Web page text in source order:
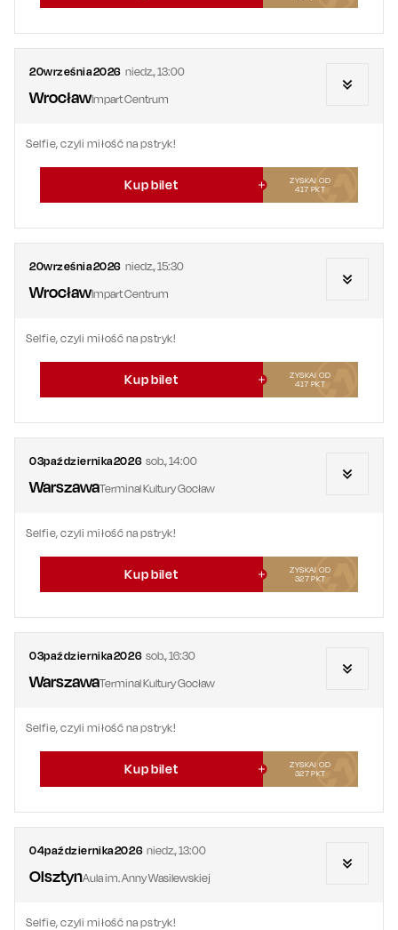
20września2026 niedz.,13:00
WrocławImpart Centrum
Selfie, czyli miłość na pstryk!
Kup bilet
ZYSKAJ OD
417 PKT
20września2026 niedz.,15:30
WrocławImpart Centrum
Selfie, czyli miłość na pstryk!
Kup bilet
ZYSKAJ OD
417 PKT
03października2026 sob.,14:00
WarszawaTerminal Kultury Gocław
Selfie, czyli miłość na pstryk!
Kup bilet
ZYSKAJ OD
327PKT
03października2026 sob.,16:30
WarszawaTerminal Kultury Gocław
Selfie, czyli miłość na pstryk!
Kup bilet
ZYSKAJ OD
327PKT
04października2026 niedz.,13:00
OlsztynAula im. Anny Wasilewskiej
Selfie, czyli miłość na pstryk!